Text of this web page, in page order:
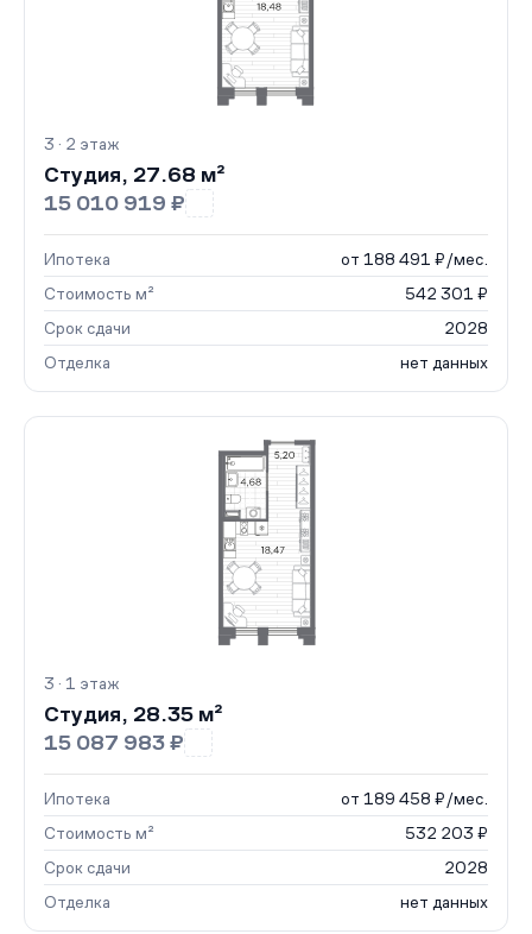
3 · 2 этаж
Студия, 27.68 м²
15 010 919 ₽
Ипотека
от 188 491 ₽/мес.
Стоимость м²
542 301 ₽
Срок сдачи
2028
Отделка
нет данных
3 · 1 этаж
Студия, 28.35 м²
15 087 983 ₽
Ипотека
от 189 458 ₽/мес.
Стоимость м²
532 203 ₽
Срок сдачи
2028
Отделка
нет данных